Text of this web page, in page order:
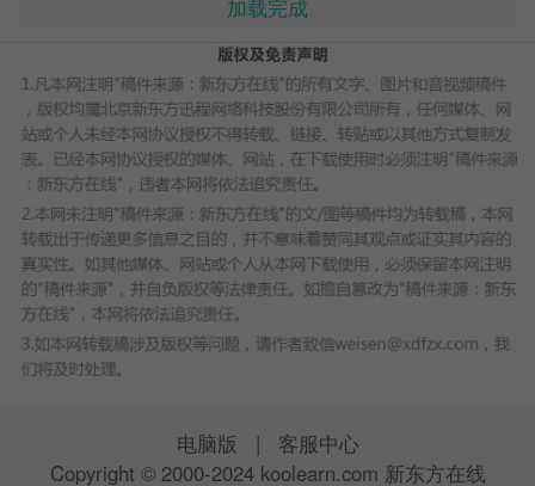
加载完成
电脑版 |
客服中心
Copyright © 2000-2024 koolearn.com 新东方在线